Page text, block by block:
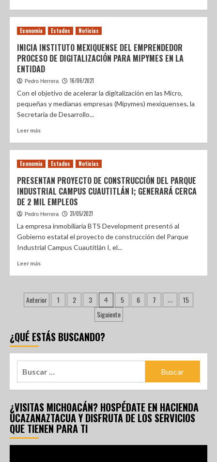
Economia Estados Noticias
INICIA INSTITUTO MEXIQUENSE DEL EMPRENDEDOR
PROCESO DE DIGITALIZACIÓN PARA MIPYMES EN LA
ENTIDAD
Pedro Herrera 16/06/2021
Con el objetivo de acelerar la digitalización en las Micro,
pequeñas y medianas empresas (Mipymes) mexiquenses, la
Secretaría de Desarrollo...
Leer más
Economia Estados Noticias
PRESENTAN PROYECTO DE CONSTRUCCIÓN DEL PARQUE
INDUSTRIAL CAMPUS CUAUTITLÁN I; GENERARÁ CERCA
DE 2 MIL EMPLEOS
Pedro Herrera 31/05/2021
La empresa inmobiliaria BTS Development presentó al
Gobierno estatal el proyecto de construcción del Parque
Industrial Campus Cuautitlán I, el...
Leer más
Anterior 1 2 3 4 5 6 7 …
15
Siguiente
¿QUÉ ESTÁS BUSCANDO?
¿VISITAS MICHOACÁN? HOSPÉDATE EN HACIENDA
UCAZANAZTACUA Y DISFRUTA DE LOS SERVICIOS
QUE TIENEN PARA TI